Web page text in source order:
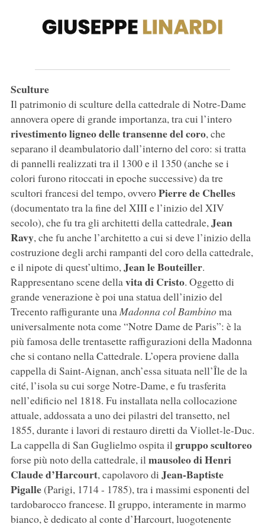
Sculture
Il patrimonio di sculture della cattedrale di Notre-Dame
annovera opere di grande importanza, tra cui l’intero
rivestimento ligneo delle transenne del coro, che
separano il deambulatorio dall’interno del coro: si tratta
di pannelli realizzati tra il 1300 e il 1350 (anche se i
colori furono ritoccati in epoche successive) da tre
scultori francesi del tempo, ovveroPierre de Chelles
(documentato tra la fine del XIII e l’inizio del XIV
secolo), che fu tra gli architetti della cattedrale,Jean
Ravy, che fu anche l’architetto a cui si deve l’inizio della
costruzione degli archi rampanti del coro della cattedrale,
e il nipote di quest’ultimo,Jean le Bouteiller.
Rappresentano scene dellavita di Cristo. Oggetto di
grande venerazione è poi una statua dell’inizio del
Trecento raffigurante unaMadonna col Bambinoma
universalmente nota come “Notre Dame de Paris”: è la
più famosa delle trentasette raffigurazioni della Madonna
che si contano nella Cattedrale. L’opera proviene dalla
cappella di Saint-Aignan, anch’essa situata nell’Île de la
cité, l’isola su cui sorge Notre-Dame, e fu trasferita
nell’edificio nel 1818. Fu installata nella collocazione
attuale, addossata a uno dei pilastri del transetto, nel
1855, durante i lavori di restauro diretti da Viollet-le-Duc.
La cappella di San Guglielmo ospita ilgruppo scultoreo
forse più noto della cattedrale, ilmausoleo di Henri
Claude d’Harcourt, capolavoro di Jean-Baptiste
Pigalle(Parigi, 1714 - 1785), tra i massimi esponenti del
tardobarocco francese. Il gruppo, interamente in marmo
bianco, è dedicato al conte d’Harcourt, luogotenente